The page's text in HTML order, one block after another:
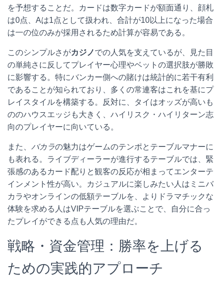
を予想することだ。カードは数字カードが額面通り、顔札
は0点、Aは1点として扱われ、合計が10以上になった場合
は一の位のみが採用されるため計算が容易である。
このシンプルさがカジノでの人気を支えているが、見た目
の単純さに反してプレイヤー心理やベットの選択肢が勝敗
に影響する。特にバンカー側への賭けは統計的に若干有利
であることが知られており、多くの常連客はこれを基にプ
レイスタイルを構築する。反対に、タイはオッズが高いも
ののハウスエッジも大きく、ハイリスク・ハイリターン志
向のプレイヤーに向いている。
また、 バカラの魅力はゲームのテンポとテーブルマナーに
も表れる。ライブディーラーが進行するテーブルでは、緊
張感のあるカード配りと観客の反応が相まってエンターテ
インメント性が高い。カジュアルに楽しみたい人はミニバ
カラやオンラインの低額テーブルを、よりドラマチックな
体験を求める人はVIPテーブルを選ぶことで、自分に合っ
たプレイができる点も人気の理由だ。
戦略・資金管理：勝率を上げる
ための実践的アプローチ